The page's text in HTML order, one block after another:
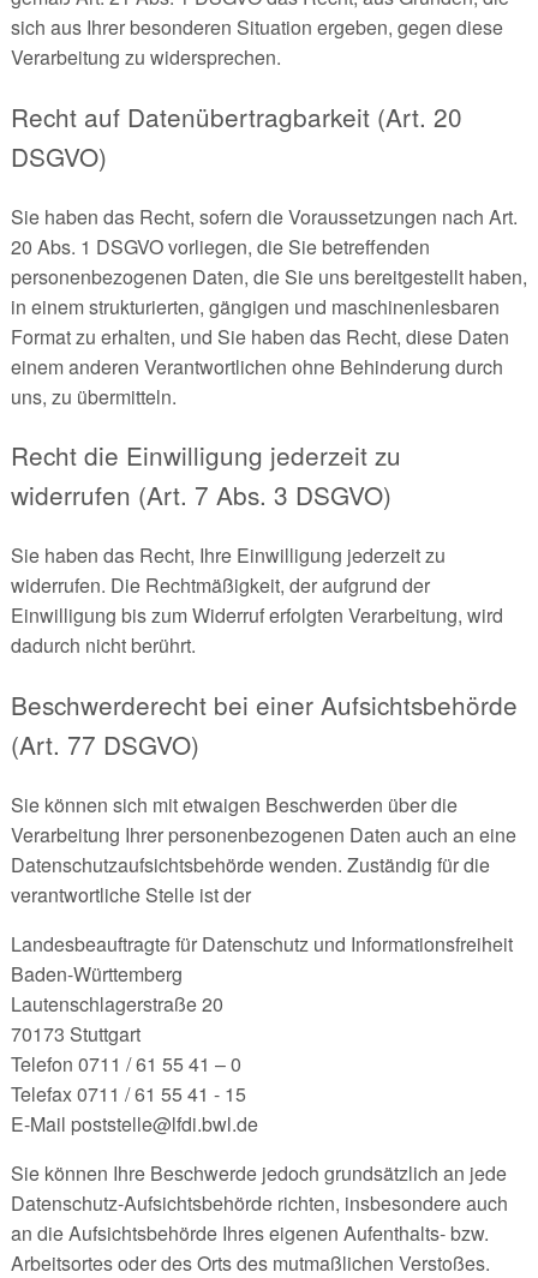
sich aus Ihrer besonderen Situation ergeben, gegen diese
Verarbeitung zu widersprechen.
Recht auf Datenübertragbarkeit (Art. 20
DSGVO)
Sie haben das Recht, sofern die Voraussetzungen nach Art.
20 Abs. 1 DSGVO vorliegen, die Sie betreffenden
personenbezogenen Daten, die Sie uns bereitgestellt haben,
in einem strukturierten, gängigen und maschinenlesbaren
Format zu erhalten, und Sie haben das Recht, diese Daten
einem anderen Verantwortlichen ohne Behinderung durch
uns, zu übermitteln.
Recht die Einwilligung jederzeit zu
widerrufen (Art. 7 Abs. 3 DSGVO)
Sie haben das Recht, Ihre Einwilligung jederzeit zu
widerrufen. Die Rechtmäßigkeit, der aufgrund der
Einwilligung bis zum Widerruf erfolgten Verarbeitung, wird
dadurch nicht berührt.
Beschwerderecht bei einer Aufsichtsbehörde
(Art. 77 DSGVO)
Sie können sich mit etwaigen Beschwerden über die
Verarbeitung Ihrer personenbezogenen Daten auch an eine
Datenschutzaufsichtsbehörde wenden. Zuständig für die
verantwortliche Stelle ist der
Landesbeauftragte für Datenschutz und Informationsfreiheit
Baden-Württemberg
Lautenschlagerstraße 20
70173 Stuttgart
Telefon 0711 / 61 55 41 – 0
Telefax 0711 / 61 55 41 - 15
E-Mail poststelle@lfdi.bwl.de
Sie können Ihre Beschwerde jedoch grundsätzlich an jede
Datenschutz-Aufsichtsbehörde richten, insbesondere auch
an die Aufsichtsbehörde Ihres eigenen Aufenthalts- bzw.
Arbeitsortes oder des Orts des mutmaßlichen Verstoßes.